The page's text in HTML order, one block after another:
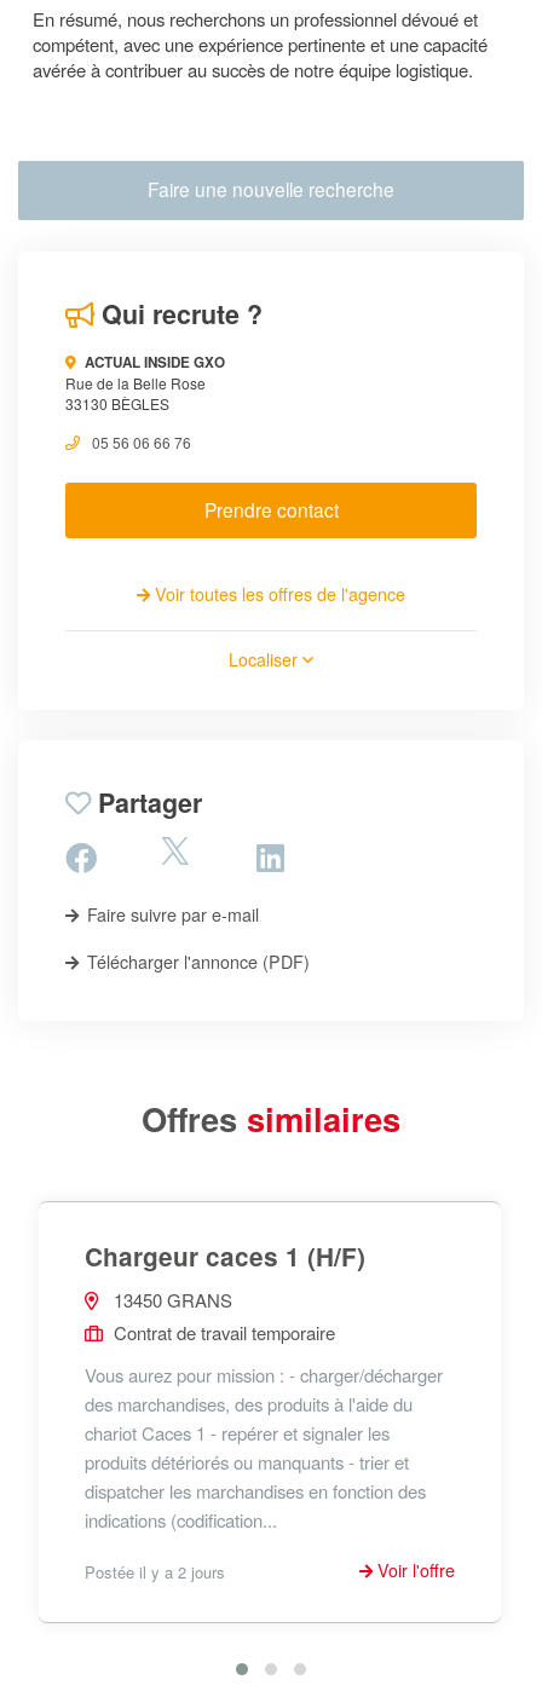
En résumé, nous recherchons un professionnel dévoué et
compétent, avec une expérience pertinente et une capacité
avérée à contribuer au succès de notre équipe logistique.
Faire une nouvelle recherche
Qui recrute ?
ACTUAL INSIDE GXO
Rue de la Belle Rose
33130 BÈGLES
05 56 06 66 76
Prendre contact
Voir toutes les offres de l'agence
Localiser
Partager
Faire suivre par e-mail
Télécharger l'annonce (PDF)
Offres similaires
Chargeur caces 1 (H/F)
13450 GRANS
Contrat de travail temporaire
Vous aurez pour mission : - charger/décharger
des marchandises, des produits à l'aide du
chariot Caces 1 - repérer et signaler les
produits détériorés ou manquants - trier et
dispatcher les marchandises en fonction des
indications (codification...
Postée il y a 2 jours Voir l'offre